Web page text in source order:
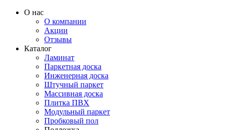
О нас
О компании
Акции
Отзывы
Каталог
Ламинат
Паркетная доска
Инженерная доска
Штучный паркет
Массивная доска
Плитка ПВХ
Модульный паркет
Пробковый пол